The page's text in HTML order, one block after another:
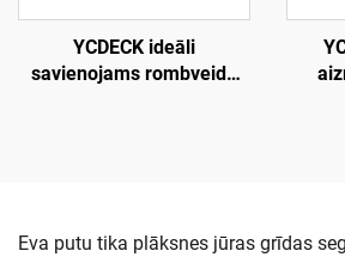
YCDECK ideāli
savienojams rombveida
Eva putu tika plāksnes jūras grīdas